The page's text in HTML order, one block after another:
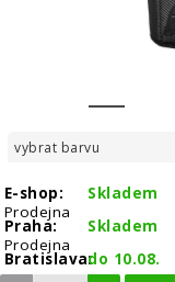
vybrat barvu
E-shop:
Skladem
Prodejna
Praha:
Skladem
Prodejna
Bratislava:do 10.08.